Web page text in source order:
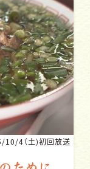
8/2（土)初回放送